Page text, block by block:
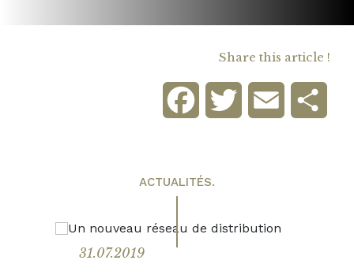
Share this article !
FacebookTwitter Email
ACTUALITÉS.
31.07.2019